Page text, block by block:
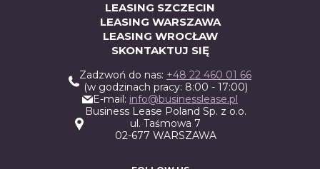
LEASING SZCZECIN
LEASING WARSZAWA
LEASING WROCŁAW
SKONTAKTUJ SIĘ
Zadzwoń do nas: +48 22 460 01 66
(w godzinach pracy: 8:00 - 17:00)
E-mail: info@businesslease.pl
Business Lease Poland Sp. z o.o.
ul. Taśmowa 7
02-677 WARSZAWA